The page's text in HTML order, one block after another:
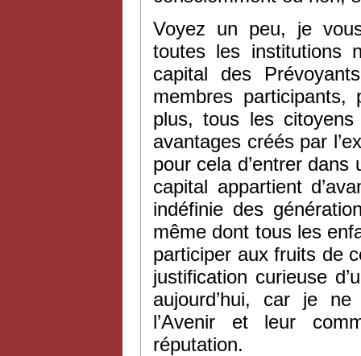
Voyez un peu, je
toutes les institutions
capital des
membres
plus, tous les
avantages créés par
pour cela d’entrer
capital appartient
indéfinie des
même dont tous les
participer aux fruits de
justification curieuse
aujourd’hui, car je
l’Avenir et leur
réputation.